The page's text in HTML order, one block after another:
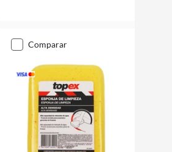
comparar